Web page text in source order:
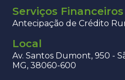
Serviços Financeiros
Antecipação de Crédito
Local
Av. Santos Dumont, 950 -
MG, 38060-600